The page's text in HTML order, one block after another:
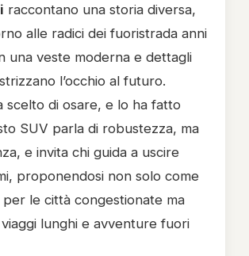
raccontano una storia diversa,
alle radici dei fuoristrada anni
una veste moderna e dettagli
l’occhio al futuro.
scelto di osare, e lo ha fatto
SUV parla di robustezza, ma
e invita chi guida a uscire
proponendosi non solo come
le città congestionate ma
lunghi e avventure fuori